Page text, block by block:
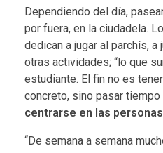
Dependiendo del día,
por fuera, en la ciudadela.
dedican a jugar al parchís,
otras actividades; “lo que
estudiante. El fin no es
concreto, sino pasar
centrarse en las personas
“De semana a semana